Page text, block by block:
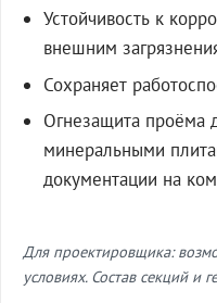
Устойчивость к
внешним
Сохраняет
Огнезащита проёма
минеральными
документации на
Для проектировщика:
условиях. Состав секций и